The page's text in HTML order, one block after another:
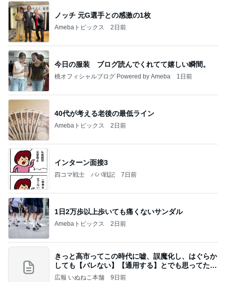
ノッチ 元G選手との感激の1枚
Amebaトピックス 2日前
今日の服装 ブログ読んでくれてて嬉しい瞬間。
桃オフィシャルブログ Powered by Ameba 1日前
40代が考える老後の最低ライン
Amebaトピックス 2日前
インターン面接3
四コマ戦士 パパ戦記 7日前
1日2万歩以上歩いても痛くないサンダル
Amebaトピックス 2日前
きっと高市ってこの時代に嘘、誤魔化し、はぐらか
しても【バレない】【通用する】とでも思ってたん
だろ
広報 いぬねこ本舗 9日前